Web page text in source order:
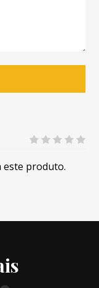
este produto.